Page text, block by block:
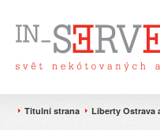
Titulní strana Liberty Ostrava